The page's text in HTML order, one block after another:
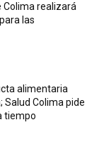
Colima realizará
las
alimentaria
Salud Colima pide
tiempo